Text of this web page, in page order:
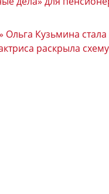
Ольга Кузьмина
раскрыла